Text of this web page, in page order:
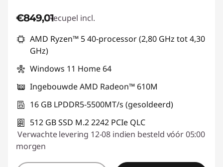
€849,01Recupel incl.
AMD Ryzen™ 5 40-processor (2,80 GHz tot 4,30
GHz)
Windows 11 Home 64
Ingebouwde AMD Radeon™ 610M
16 GB LPDDR5-5500MT/s (gesoldeerd)
512 GB SSD M.2 2242 PCIe QLC
Verwachte levering 12-08 indien besteld vóór 05:00
morgen